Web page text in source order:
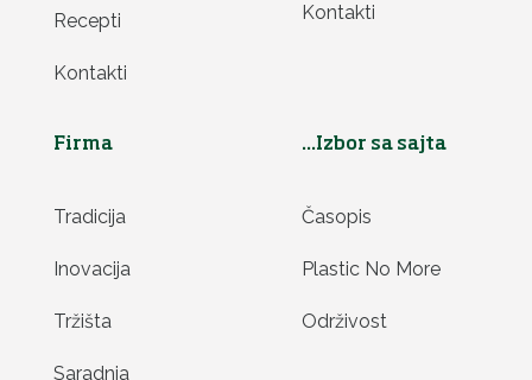
Recepti
Kontakti
Kontakti
Firma
Tradicija
Inovacija
Tržišta
Saradnja
...Izbor sa sajta
Časopis
Plastic No More
Održivost